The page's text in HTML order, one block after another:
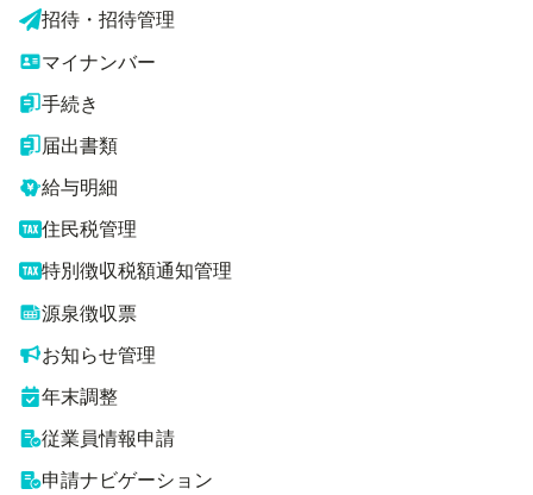
招待・招待管理
マイナンバー
手続き
届出書類
給与明細
住民税管理
特別徴収税額通知管理
源泉徴収票
お知らせ管理
年末調整
従業員情報申請
申請ナビゲーション